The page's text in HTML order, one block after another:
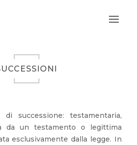
successione: testamentaria,
da un testamento o legittima
esclusivamente dalla legge. In